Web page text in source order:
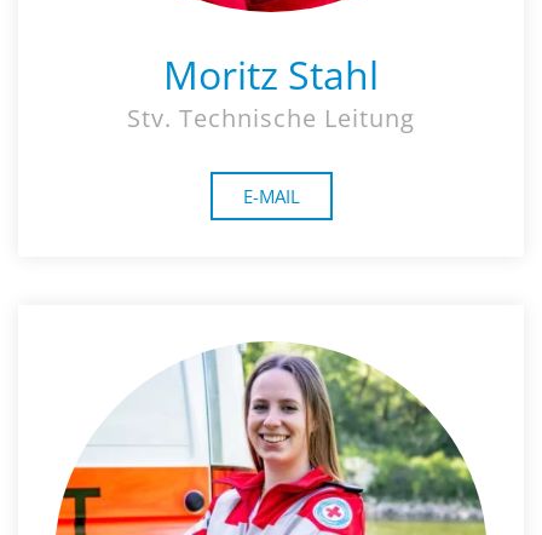
Moritz Stahl
Stv. Technische Leitung
E-MAIL